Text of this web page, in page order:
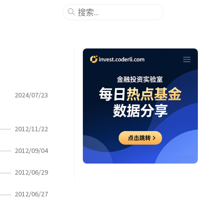
2024/07/23
2012/11/22
2012/09/04
2012/06/29
2012/06/27